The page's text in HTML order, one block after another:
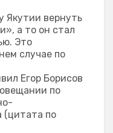
Якутии вернуть
а то он стал
Это
случае по
Егор Борисов
по
(цитата по